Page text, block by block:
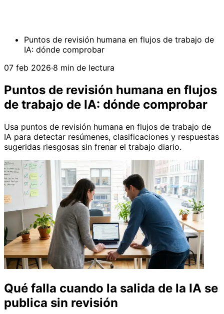
Puntos de revisión humana en flujos de trabajo de
IA: dónde comprobar
07 feb 2026·8 min de lectura
Puntos de revisión humana en flujos
de trabajo de IA: dónde comprobar
Usa puntos de revisión humana en flujos de trabajo de
IA para detectar resúmenes, clasificaciones y respuestas
sugeridas riesgosas sin frenar el trabajo diario.
Qué falla cuando la salida de la IA se
publica sin revisión